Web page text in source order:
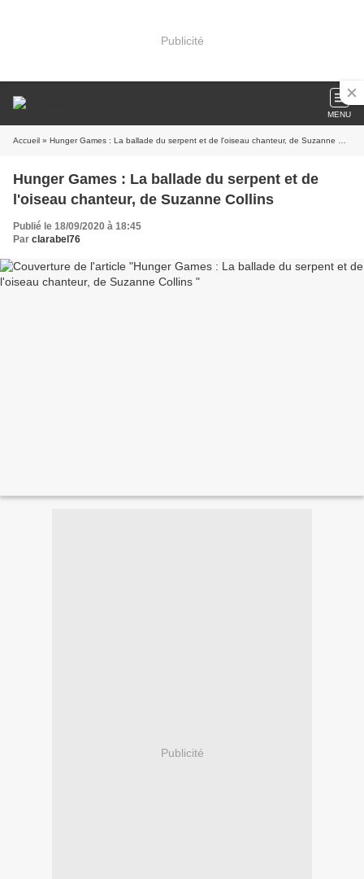
Publicité
MENU
Accueil » Hunger Games : La ballade du serpent et de l'oiseau chanteur, de Suzanne Collins
Hunger Games : La ballade du serpent et de
l'oiseau chanteur, de Suzanne Collins
Publié le 18/09/2020 à 18:45
Par clarabel76
Publicité